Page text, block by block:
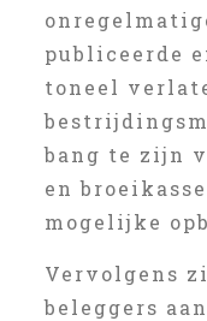
publiceerde
toneel
bang te zijn
en
mogelijke
Vervolgens
beleggers